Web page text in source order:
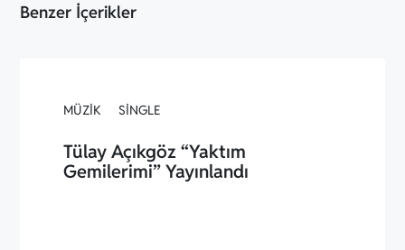
Benzer İçerikler
MÜZIK SINGLE
Tülay Açıkgöz “Yaktım
Gemilerimi” Yayınlandı